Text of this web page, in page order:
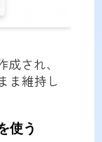
され、
ま維持し
使う